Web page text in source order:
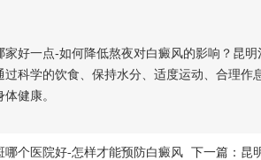
一点-如何降低熬夜对白癜风的影响？昆明
过科学的饮食、保持水分、适度运动、合理
健康。
哪个医院好-怎样才能预防白癜风 下一篇： 昆